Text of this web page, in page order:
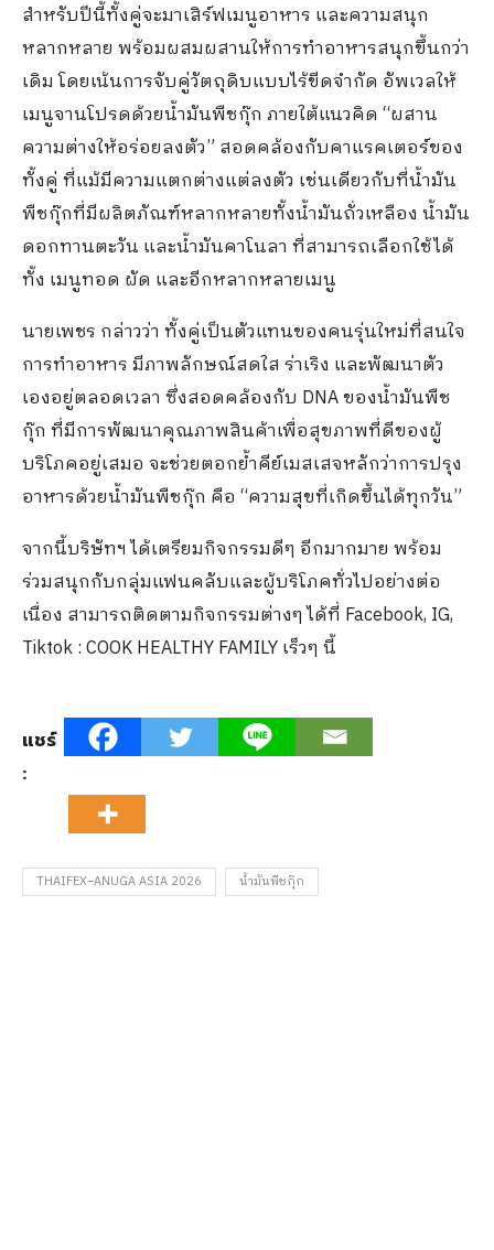
สำหรับปีนี้ทั้งคู่จะมาเสิร์ฟเมนูอาหาร และความสนุก
หลากหลาย พร้อมผสมผสานให้การทำอาหารสนุกขึ้นกว่า
เดิม โดยเน้นการจับคู่วัตถุดิบแบบไร้ขีดจำกัด อัพเวลให้
เมนูจานโปรดด้วยน้ำมันพืชกุ๊ก ภายใต้แนวคิด “ผสาน
ความต่างให้อร่อยลงตัว” สอดคล้องกับคาแรคเตอร์ของ
ทั้งคู่ ที่แม้มีความแตกต่างแต่ลงตัว เช่นเดียวกับที่น้ำมัน
พืชกุ๊กที่มีผลิตภัณฑ์หลากหลายทั้งน้ำมันถั่วเหลือง น้ำมัน
ดอกทานตะวัน และน้ำมันคาโนลา ที่สามารถเลือกใช้ได้
ทั้ง เมนูทอด ผัด และอีกหลากหลายเมนู
นายเพชร กล่าวว่า ทั้งคู่เป็นตัวแทนของคนรุ่นใหม่ที่สนใจ
การทำอาหาร มีภาพลักษณ์สดใส ร่าเริง และพัฒนาตัว
เองอยู่ตลอดเวลา ซึ่งสอดคล้องกับ DNA ของน้ำมันพืช
กุ๊ก ที่มีการพัฒนาคุณภาพสินค้าเพื่อสุขภาพที่ดีของผู้
บริโภคอยู่เสมอ จะช่วยตอกย้ำคีย์เมสเสจหลักว่าการปรุง
อาหารด้วยน้ำมันพืชกุ๊ก คือ “ความสุขที่เกิดขึ้นได้ทุกวัน”
จากนี้บริษัทฯ ได้เตรียมกิจกรรมดีๆ อีกมากมาย พร้อม
ร่วมสนุกกับกลุ่มแฟนคลับและผู้บริโภคทั่วไปอย่างต่อ
เนื่อง สามารถติดตามกิจกรรมต่างๆ ได้ที่ Facebook, IG,
Tiktok : COOK HEALTHY FAMILY เร็วๆ นี้
แชร์
:
THAIFEX–ANUGA ASIA 2026 น้ำมันพืชกุ๊ก